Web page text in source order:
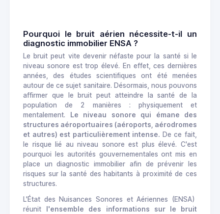
Pourquoi le bruit aérien nécessite-t-il un
diagnostic immobilier ENSA ?
Le bruit peut vite devenir néfaste pour la santé si le
niveau sonore est trop élevé. En effet, ces dernières
années, des études scientifiques ont été menées
autour de ce sujet sanitaire. Désormais, nous pouvons
affirmer que le bruit peut atteindre la santé de la
population de 2 manières : physiquement et
mentalement. Le niveau sonore qui émane des
structures aéroportuaires (aéroports, aérodromes
et autres) est particulièrement intense. De ce fait,
le risque lié au niveau sonore est plus élevé. C'est
pourquoi les autorités gouvernementales ont mis en
place un diagnostic immobilier afin de prévenir les
risques sur la santé des habitants à proximité de ces
structures.
L'État des Nuisances Sonores et Aériennes (ENSA)
réunit
l'ensemble des informations sur le bruit